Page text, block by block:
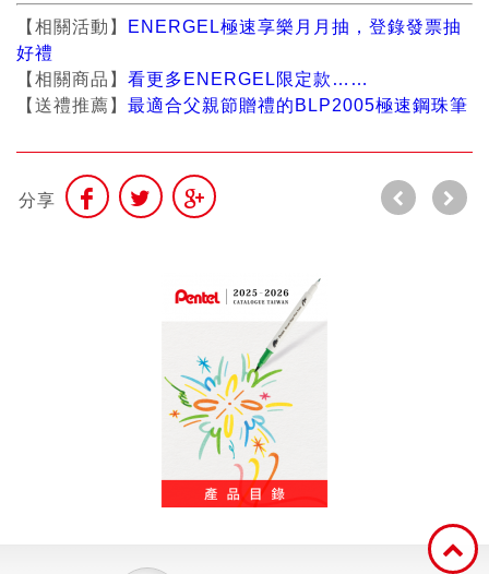
【相關活動】
ENERGEL極速享樂月月抽，登錄發票抽
好禮
【相關商品】 看更多ENERGEL限定款……
【送禮推薦】 最適合父親節贈禮的BLP2005極速鋼珠筆
分享